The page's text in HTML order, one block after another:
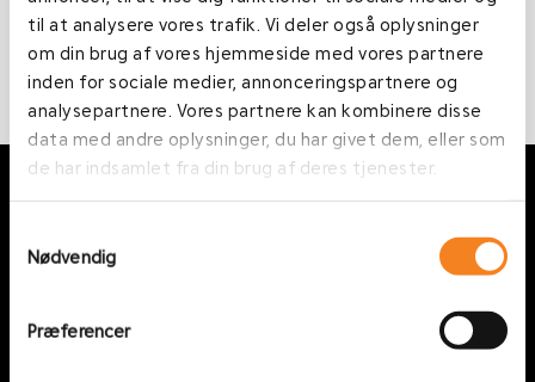
til at analysere vores trafik. Vi deler også oplysninger
om din brug af vores hjemmeside med vores partnere
inden for sociale medier, annonceringspartnere og
analysepartnere. Vores partnere kan kombinere disse
data med andre oplysninger, du har givet dem, eller som
de har indsamlet fra din brug af deres tjenester.
Nødvendig
Præferencer
Læs alle nyheder
AGJ A/S
4400 Kalundborg